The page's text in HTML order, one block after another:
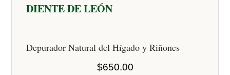
DIENTE DE LEÓN
Depurador Natural del Hígado y Riñones
$650.00